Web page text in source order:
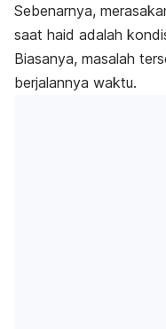
Sebenarnya,
saat haid adalah
Biasanya, masalah
berjalannya waktu.